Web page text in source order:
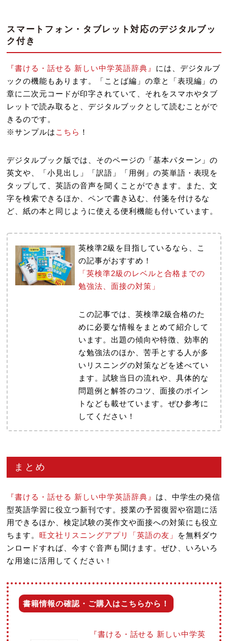
スマートフォン・タブレット対応のデジタルブッ
ク付き
『書ける・話せる 新しい中学英語辞典』 には、デジタルブ
ックの機能もあります。「ことば編」の章と「表現編」の
章に二次元コードが印字されていて、それをスマホやタブ
レットで読み取ると、デジタルブックとして読むことがで
きるのです。
※サンプルは こちら ！
デジタルブック版では、そのページの「基本パターン」の
英文や、「小見出し」「訳語」「用例」の英単語・表現を
タップして、英語の音声を聞くことができます。また、文
字を検索できるほか、ペンで書き込む、付箋を付けるな
ど、紙の本と同じように使える便利機能も付いています。
英検準2級を目指しているなら、こ
の記事がおすすめ！
「英検準2級のレベルと合格までの
勉強法、面接の対策」
この記事では、英検準2級合格のた
めに必要な情報をまとめて紹介して
います。出題の傾向や特徴、効率的
な勉強法のほか、苦手とする人が多
いリスニングの対策などを述べてい
ます。試験当日の流れや、具体的な
問題例と解答のコツ、面接のポイン
トなども載せています。ぜひ参考に
してください！
まとめ
『書ける・話せる 新しい中学英語辞典』 は、中学生の発信
型英語学習に役立つ新刊です。授業の予習復習や宿題に活
用できるほか、検定試験の英作文や面接への対策にも役立
ちます。 旺文社リスニングアプリ「英語の友」
を無料ダウ
ンロードすれば、今すぐ音声も聞けます。ぜひ、いろいろ
な用途に活用してください！
書籍情報の確認・ご購入はこちらから！
『書ける・話せる 新しい中学英